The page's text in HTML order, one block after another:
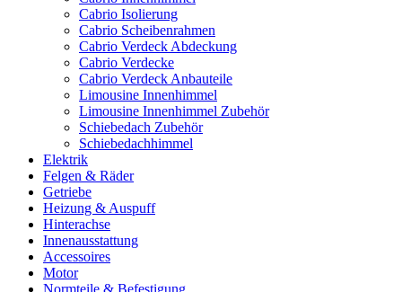
Cabrio Isolierung
Cabrio Scheibenrahmen
Cabrio Verdeck Abdeckung
Cabrio Verdecke
Cabrio Verdeck Anbauteile
Limousine Innenhimmel
Limousine Innenhimmel Zubehör
Schiebedach Zubehör
Schiebedachhimmel
Elektrik
Felgen & Räder
Getriebe
Heizung & Auspuff
Hinterachse
Innenausstattung
Accessoires
Motor
Normteile & Befestigung